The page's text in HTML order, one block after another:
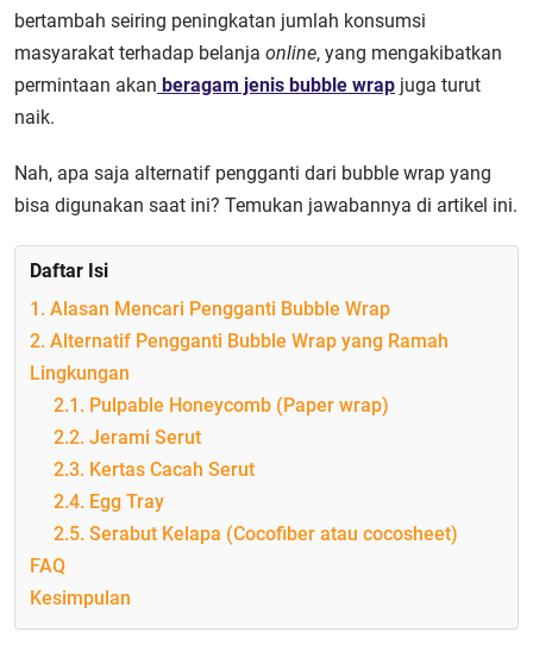
bertambah seiring peningkatan jumlah konsumsi
masyarakat terhadap belanja online, yang mengakibatkan
permintaan akan beragam jenis bubble wrap juga turut
naik.
Nah, apa saja alternatif pengganti dari bubble wrap yang
bisa digunakan saat ini? Temukan jawabannya di artikel ini.
Daftar Isi
1. Alasan Mencari Pengganti Bubble Wrap
2. Alternatif Pengganti Bubble Wrap yang Ramah
Lingkungan
2.1. Pulpable Honeycomb (Paper wrap)
2.2. Jerami Serut
2.3. Kertas Cacah Serut
2.4. Egg Tray
2.5. Serabut Kelapa (Cocofiber atau cocosheet)
FAQ
Kesimpulan